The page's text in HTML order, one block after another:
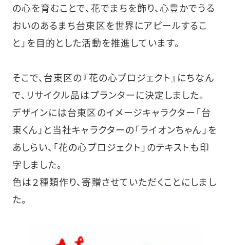
の心を育むことで、花でまちを飾り、心豊かでうる
おいのあるまち台東区を世界にアピールするこ
と」を目的とした活動を推進しています。
そこで、台東区の『花の心プロジェクト』にちなん
で、リサイクル品はプランターに決定しました。
デザインには台東区のイメージキャラクター「台
東くん」と当社キャラクターの「ライオンちゃん」を
あしらい、「花の心プロジェクト」のテキストも印
字しました。
色は２種類作り、寄贈させていただくことにしまし
た。